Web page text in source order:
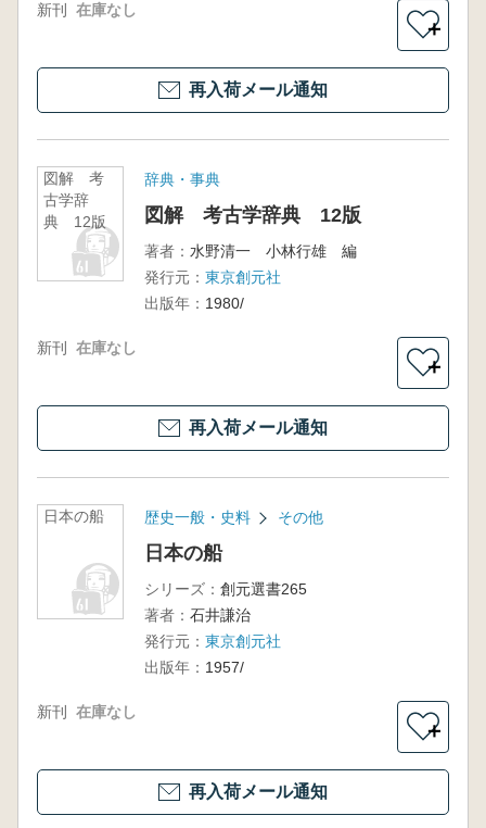
新刊 在庫なし
＋
再入荷メール通知
図解 考
古学辞
典 12版
辞典・事典
図解 考古学辞典 12版
著者： 水野清一 小林行雄 編
発行元： 東京創元社
出版年： 1980/
新刊 在庫なし
＋
再入荷メール通知
日本の船 歴史一般・史料 その他
日本の船
シリーズ： 創元選書265
著者： 石井謙治
発行元： 東京創元社
出版年： 1957/
新刊 在庫なし
＋
再入荷メール通知